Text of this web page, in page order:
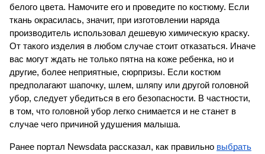
белого цвета. Намочите его и проведите по костюму. Если
ткань окрасилась, значит, при изготовлении наряда
производитель использовал дешевую химическую краску.
От такого изделия в любом случае стоит отказаться. Иначе
вас могут ждать не только пятна на коже ребенка, но и
другие, более неприятные, сюрпризы. Если костюм
предполагают шапочку, шлем, шляпу или другой головной
убор, следует убедиться в его безопасности. В частности,
в том, что головной убор легко снимается и не станет в
случае чего причиной удушения малыша.
Ранее портал Newsdata рассказал, как правильно выбрать